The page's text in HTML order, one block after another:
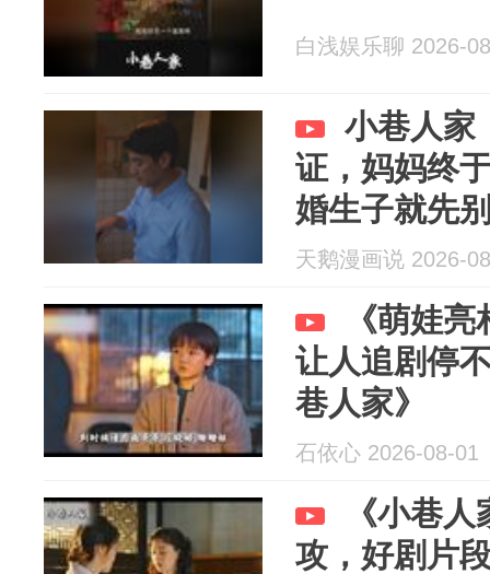
白浅娱乐聊 2026-
小巷人家
证，妈妈终
婚生子就先
天鹅漫画说 2026-
《萌娃
让人追剧停
巷人家》
石依心 2026-08-01
《小巷
攻，好剧片